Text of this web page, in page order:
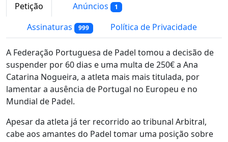
Petição Anúncios 1
Assinaturas 999 Política de Privacidade
A Federação Portuguesa de Padel tomou a decisão de
suspender por 60 dias e uma multa de 250€ a Ana
Catarina Nogueira, a atleta mais mais titulada, por
lamentar a ausência de Portugal no Europeu e no
Mundial de Padel.
Apesar da atleta já ter recorrido ao tribunal Arbitral,
cabe aos amantes do Padel tomar uma posição sobre